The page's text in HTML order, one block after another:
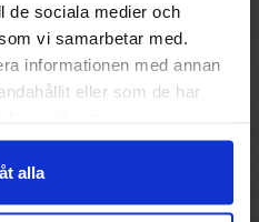
de sociala medier och
vi samarbetar med.
informationen med annan
eller som de har
alla
Køb